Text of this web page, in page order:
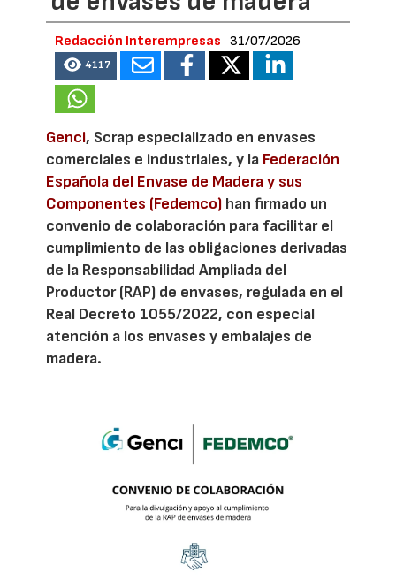
Redacción Interempresas 31/07/2026
4117
Genci, Scrap especializado en envases
comerciales e industriales, y la Federación
Española del Envase de Madera y sus
Componentes (Fedemco) han firmado un
convenio de colaboración para facilitar el
cumplimiento de las obligaciones derivadas
de la Responsabilidad Ampliada del
Productor (RAP) de envases, regulada en el
Real Decreto 1055/2022, con especial
atención a los envases y embalajes de
madera.